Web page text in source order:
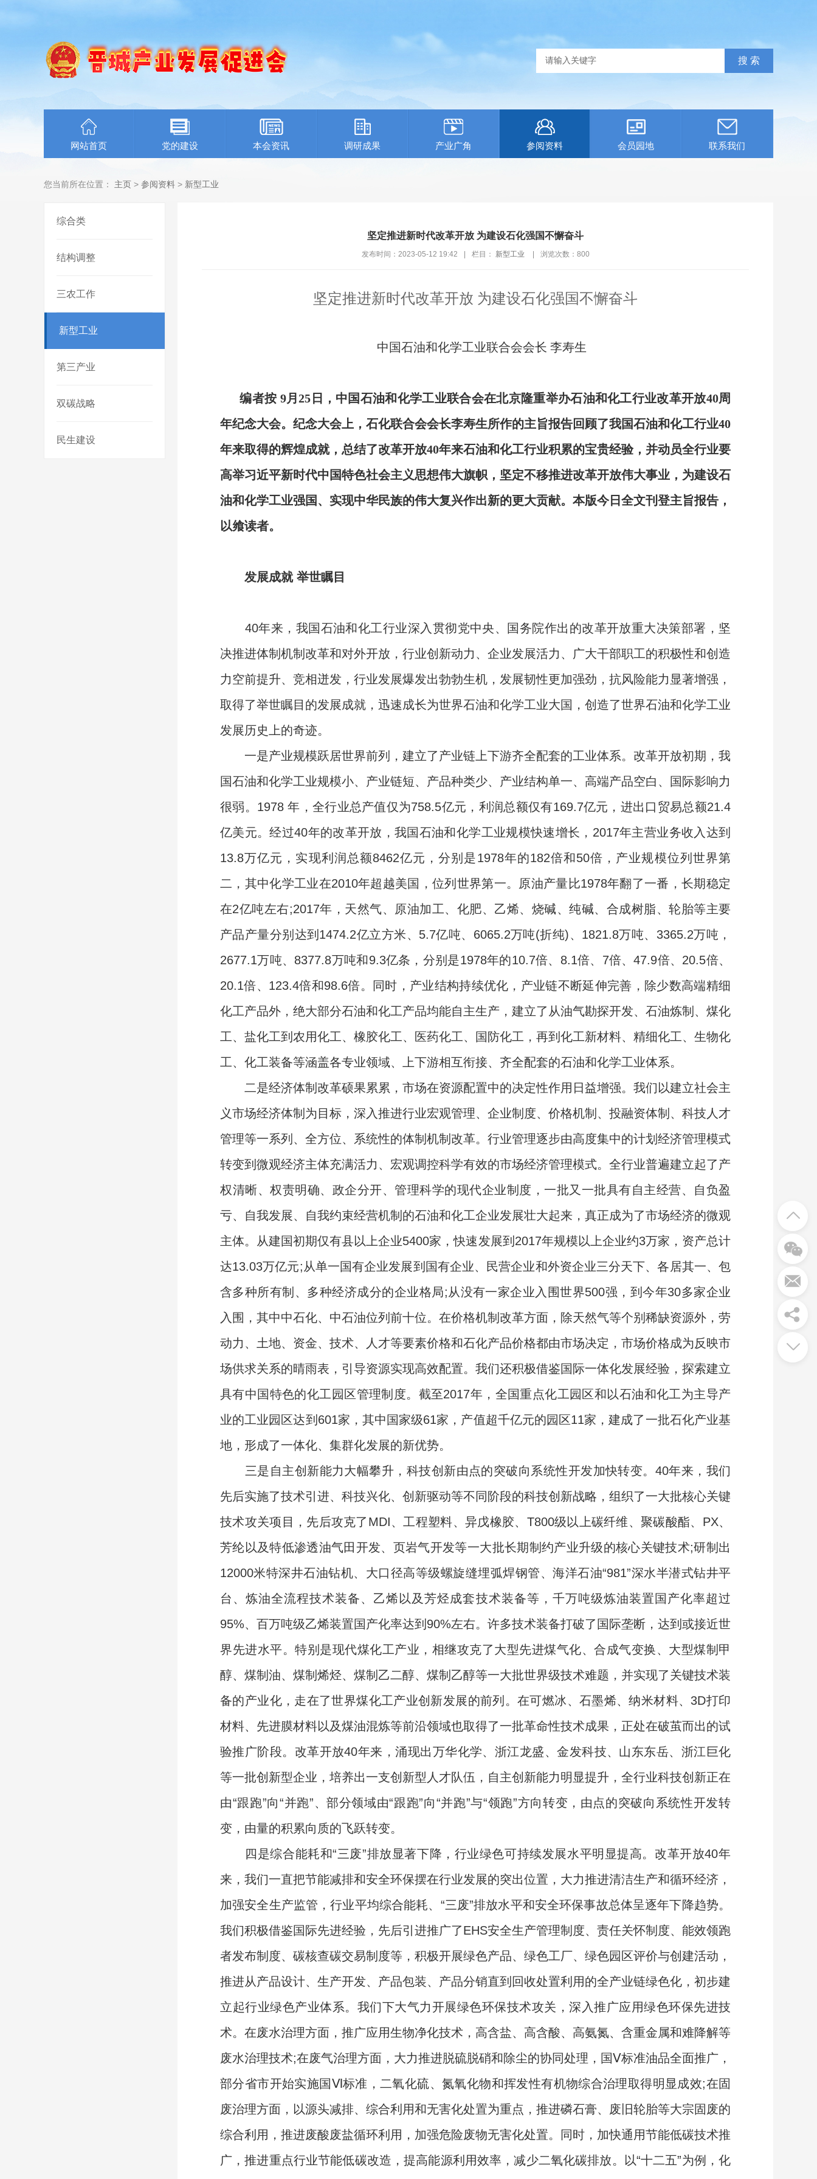
网站首页 党的建设 本会资讯 调研成果 产业广角 参阅资料 会员园地 联系我们
您当前所在位置： 主页 > 参阅资料 > 新型工业
综合类
结构调整
三农工作
新型工业
第三产业
双碳战略
民生建设
坚定推进新时代改革开放 为建设石化强国不懈奋斗
发布时间：2023-05-12 19:42 栏目： 新型工业 浏览次数： 800
坚定推进新时代改革开放 为建设石化强国不懈奋斗
中国石油和化学工业联合会会长 李寿生
编者按 9月25日，中国石油和化学工业联合会在北京隆重举办石油和化工行业改革开放40周
年纪念大会。纪念大会上，石化联合会会长李寿生所作的主旨报告回顾了我国石油和化工行业40
年来取得的辉煌成就，总结了改革开放40年来石油和化工行业积累的宝贵经验，并动员全行业要
高举习近平新时代中国特色社会主义思想伟大旗帜，坚定不移推进改革开放伟大事业，为建设石
油和化学工业强国、实现中华民族的伟大复兴作出新的更大贡献。本版今日全文刊登主旨报告，
以飨读者。
发展成就 举世瞩目
40年来，我国石油和化工行业深入贯彻党中央、国务院作出的改革开放重大决策部署，坚
决推进体制机制改革和对外开放，行业创新动力、企业发展活力、广大干部职工的积极性和创造
力空前提升、竞相迸发，行业发展爆发出勃勃生机，发展韧性更加强劲，抗风险能力显著增强，
取得了举世瞩目的发展成就，迅速成长为世界石油和化学工业大国，创造了世界石油和化学工业
发展历史上的奇迹。
一是产业规模跃居世界前列，建立了产业链上下游齐全配套的工业体系。改革开放初期，我
国石油和化学工业规模小、产业链短、产品种类少、产业结构单一、高端产品空白、国际影响力
很弱。1978 年，全行业总产值仅为758.5亿元，利润总额仅有169.7亿元，进出口贸易总额21.4
亿美元。经过40年的改革开放，我国石油和化学工业规模快速增长，2017年主营业务收入达到
13.8万亿元，实现利润总额8462亿元，分别是1978年的182倍和50倍，产业规模位列世界第
二，其中化学工业在2010年超越美国，位列世界第一。原油产量比1978年翻了一番，长期稳定
在2亿吨左右;2017年，天然气、原油加工、化肥、乙烯、烧碱、纯碱、合成树脂、轮胎等主要
产品产量分别达到1474.2亿立方米、5.7亿吨、6065.2万吨(折纯)、1821.8万吨、3365.2万吨，
2677.1万吨、8377.8万吨和9.3亿条，分别是1978年的10.7倍、8.1倍、7倍、47.9倍、20.5倍、
20.1倍、123.4倍和98.6倍。同时，产业结构持续优化，产业链不断延伸完善，除少数高端精细
化工产品外，绝大部分石油和化工产品均能自主生产，建立了从油气勘探开发、石油炼制、煤化
工、盐化工到农用化工、橡胶化工、医药化工、国防化工，再到化工新材料、精细化工、生物化
工、化工装备等涵盖各专业领域、上下游相互衔接、齐全配套的石油和化学工业体系。
二是经济体制改革硕果累累，市场在资源配置中的决定性作用日益增强。我们以建立社会主
义市场经济体制为目标，深入推进行业宏观管理、企业制度、价格机制、投融资体制、科技人才
管理等一系列、全方位、系统性的体制机制改革。行业管理逐步由高度集中的计划经济管理模式
转变到微观经济主体充满活力、宏观调控科学有效的市场经济管理模式。全行业普遍建立起了产
权清晰、权责明确、政企分开、管理科学的现代企业制度，一批又一批具有自主经营、自负盈
亏、自我发展、自我约束经营机制的石油和化工企业发展壮大起来，真正成为了市场经济的微观
主体。从建国初期仅有县以上企业5400家，快速发展到2017年规模以上企业约3万家，资产总计
达13.03万亿元;从单一国有企业发展到国有企业、民营企业和外资企业三分天下、各居其一、包
含多种所有制、多种经济成分的企业格局;从没有一家企业入围世界500强，到今年30多家企业
入围，其中中石化、中石油位列前十位。在价格机制改革方面，除天然气等个别稀缺资源外，劳
动力、土地、资金、技术、人才等要素价格和石化产品价格都由市场决定，市场价格成为反映市
场供求关系的晴雨表，引导资源实现高效配置。我们还积极借鉴国际一体化发展经验，探索建立
具有中国特色的化工园区管理制度。截至2017年，全国重点化工园区和以石油和化工为主导产
业的工业园区达到601家，其中国家级61家，产值超千亿元的园区11家，建成了一批石化产业基
地，形成了一体化、集群化发展的新优势。
三是自主创新能力大幅攀升，科技创新由点的突破向系统性开发加快转变。40年来，我们
先后实施了技术引进、科技兴化、创新驱动等不同阶段的科技创新战略，组织了一大批核心关键
技术攻关项目，先后攻克了MDI、工程塑料、异戊橡胶、T800级以上碳纤维、聚碳酸酯、PX、
芳纶以及特低渗透油气田开发、页岩气开发等一大批长期制约产业升级的核心关键技术;研制出
12000米特深井石油钻机、大口径高等级螺旋缝埋弧焊钢管、海洋石油“981”深水半潜式钻井平
台、炼油全流程技术装备、乙烯以及芳烃成套技术装备等，千万吨级炼油装置国产化率超过
95%、百万吨级乙烯装置国产化率达到90%左右。许多技术装备打破了国际垄断，达到或接近世
界先进水平。特别是现代煤化工产业，相继攻克了大型先进煤气化、合成气变换、大型煤制甲
醇、煤制油、煤制烯烃、煤制乙二醇、煤制乙醇等一大批世界级技术难题，并实现了关键技术装
备的产业化，走在了世界煤化工产业创新发展的前列。在可燃冰、石墨烯、纳米材料、3D打印
材料、先进膜材料以及煤油混炼等前沿领域也取得了一批革命性技术成果，正处在破茧而出的试
验推广阶段。改革开放40年来，涌现出万华化学、浙江龙盛、金发科技、山东东岳、浙江巨化
等一批创新型企业，培养出一支创新型人才队伍，自主创新能力明显提升，全行业科技创新正在
由“跟跑”向“并跑”、部分领域由“跟跑”向“并跑”与“领跑”方向转变，由点的突破向系统性开发转
变，由量的积累向质的飞跃转变。
四是综合能耗和“三废”排放显著下降，行业绿色可持续发展水平明显提高。改革开放40年
来，我们一直把节能减排和安全环保摆在行业发展的突出位置，大力推进清洁生产和循环经济，
加强安全生产监管，行业平均综合能耗、“三废”排放水平和安全环保事故总体呈逐年下降趋势。
我们积极借鉴国际先进经验，先后引进推广了EHS安全生产管理制度、责任关怀制度、能效领跑
者发布制度、碳核查碳交易制度等，积极开展绿色产品、绿色工厂、绿色园区评价与创建活动，
推进从产品设计、生产开发、产品包装、产品分销直到回收处置利用的全产业链绿色化，初步建
立起行业绿色产业体系。我们下大气力开展绿色环保技术攻关，深入推广应用绿色环保先进技
术。在废水治理方面，推广应用生物净化技术，高含盐、高含酸、高氨氮、含重金属和难降解等
废水治理技术;在废气治理方面，大力推进脱硫脱硝和除尘的协同处理，国Ⅴ标准油品全面推广，
部分省市开始实施国Ⅵ标准，二氧化硫、氮氧化物和挥发性有机物综合治理取得明显成效;在固
废治理方面，以源头减排、综合利用和无害化处置为重点，推进磷石膏、废旧轮胎等大宗固废的
综合利用，推进废酸废盐循环利用，加强危险废物无害化处置。同时，加快通用节能低碳技术推
广，推进重点行业节能低碳改造，提高能源利用效率，减少二氧化碳排放。以“十二五”为例，化